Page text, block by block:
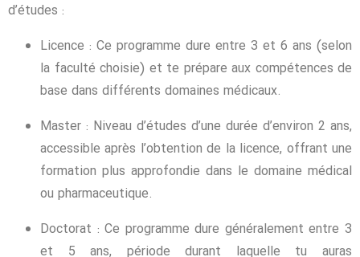
d’études :
Licence : Ce programme dure entre 3 et 6 ans (selon
la faculté choisie) et te prépare aux compétences de
base dans différents domaines médicaux.
Master : Niveau d’études d’une durée d’environ 2 ans,
accessible après l’obtention de la licence, offrant une
formation plus approfondie dans le domaine médical
ou pharmaceutique.
Doctorat : Ce programme dure généralement entre 3
et 5 ans, période durant laquelle tu auras